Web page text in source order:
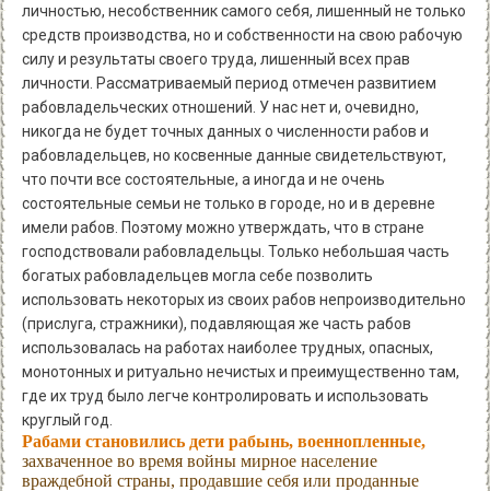
личностью, несобственник самого себя, лишенный не только
средств производства, но и собственности на свою рабочую
силу и результаты своего труда, лишенный всех прав
личности. Рассматриваемый период отмечен развитием
рабовладельческих отношений. У нас нет и, очевидно,
никогда не будет точных данных о численности рабов и
рабовладельцев, но косвенные данные свидетельствуют,
что почти все состоятельные, а иногда и не очень
состоятельные семьи не только в городе, но и в деревне
имели рабов. Поэтому можно утверждать, что в стране
господствовали рабовладельцы. Только небольшая часть
богатых рабовладельцев могла себе позволить
использовать некоторых из своих рабов непроизводительно
(прислуга, стражники), подавляющая же часть рабов
использовалась на работах наиболее трудных, опасных,
монотонных и ритуально нечистых и преимущественно там,
где их труд было легче контролировать и использовать
круглый год.
Рабами становились дети рабынь, военнопленные,
захваченное во время войны мирное население
враждебной страны, продавшие себя или проданные